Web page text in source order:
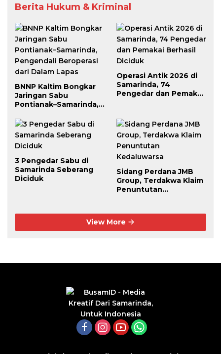
Berita Hukum & Kriminal
BNNP Kaltim Bongkar
Jaringan Sabu
Pontianak–Samarinda,
dari Dalam Lapas
Operasi Antik 2026 di
Samarinda, 74
Pengedar dan Pemakai
3 Pengedar Sabu di
Samarinda Seberang
Diciduk
Sidang Perdana JMB
Group, Terdakwa Klaim
Penuntutan
View More